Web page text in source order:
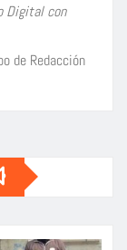
Digital con
de Redacción